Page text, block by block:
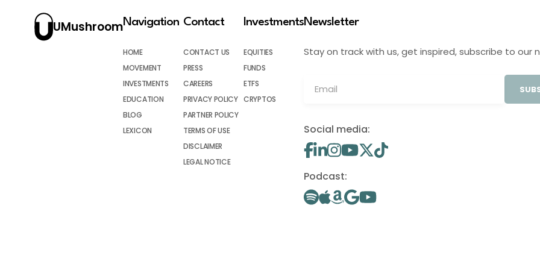
UMushroomNavigation
HOME
MOVEMENT
INVESTMENTS
EDUCATION
BLOG
LEXICON
Contact
CONTACT US
PRESS
CAREERS
PRIVACY POLICY
PARTNER POLICY
TERMS OF USE
DISCLAIMER
LEGAL NOTICE
Investments
EQUITIES
FUNDS
ETFS
CRYPTOS
Newsletter
Stay on track with us, get inspired, subscribe to our
Social media:
Podcast: